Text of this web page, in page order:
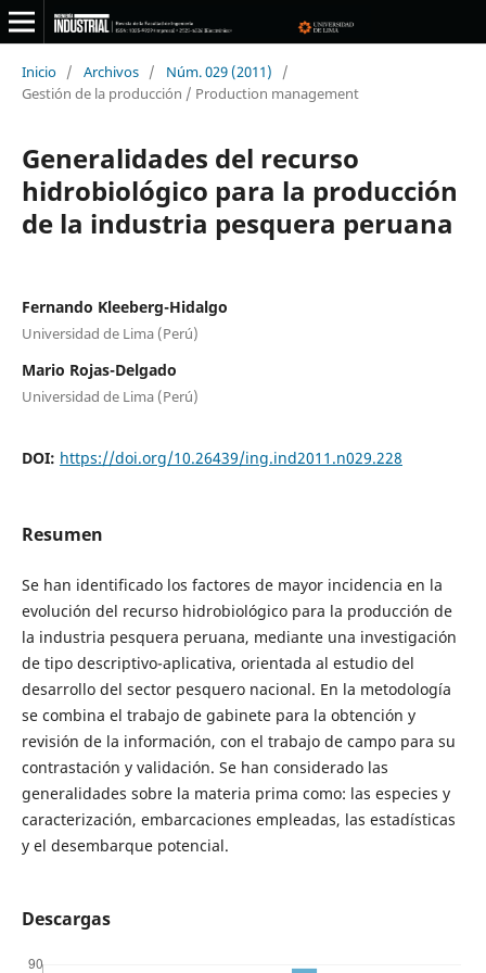
Inicio / Archivos / Núm. 029 (2011)
/
Gestión de la producción / Production management
Generalidades del recurso
hidrobiológico para la producción
de la industria pesquera peruana
Fernando Kleeberg-Hidalgo
Universidad de Lima (Perú)
Mario Rojas-Delgado
Universidad de Lima (Perú)
DOI: https://doi.org/10.26439/ing.ind2011.n029.228
Resumen
Se han identificado los factores de mayor incidencia en la
evolución del recurso hidrobiológico para la producción de
la industria pesquera peruana, mediante una investigación
de tipo descriptivo-aplicativa, orientada al estudio del
desarrollo del sector pesquero nacional. En la metodología
se combina el trabajo de gabinete para la obtención y
revisión de la información, con el trabajo de campo para su
contrastación y validación. Se han considerado las
generalidades sobre la materia prima como: las especies y
caracterización, embarcaciones empleadas, las estadísticas
y el desembarque potencial.
Descargas